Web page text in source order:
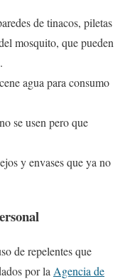
de tinacos, piletas
mosquito, que pueden
agua para consumo
se usen pero que
y envases que ya no
de repelentes que
por la Agencia de